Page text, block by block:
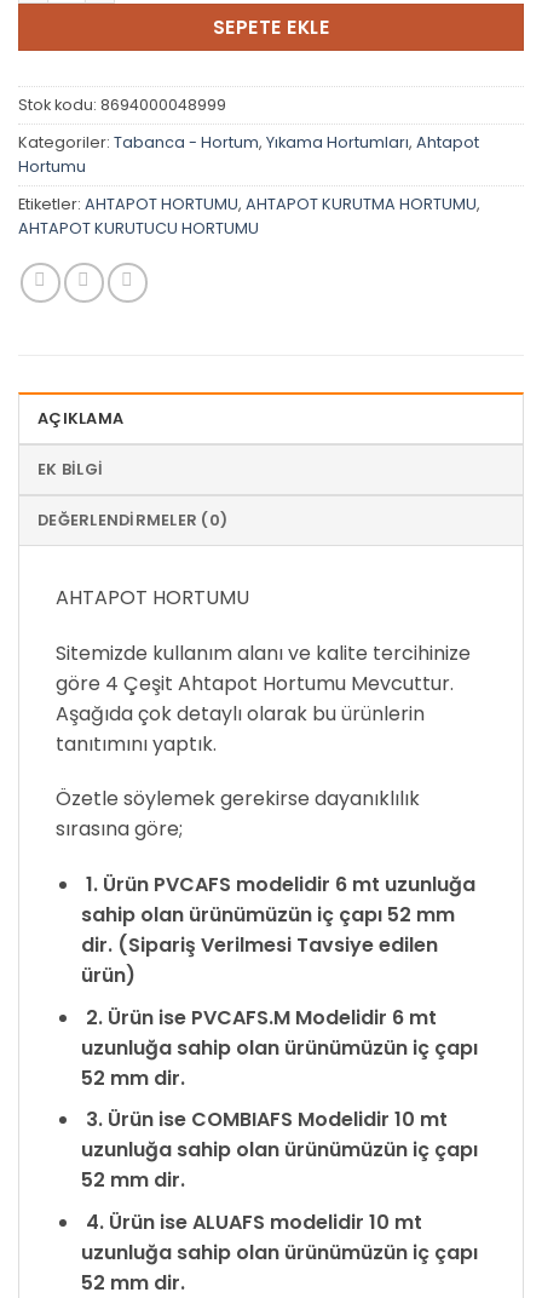
SEPETE EKLE
Stok kodu: 8694000048999
Kategoriler: Tabanca - Hortum, Yıkama Hortumları, Ahtapot
Hortumu
Etiketler: AHTAPOT HORTUMU, AHTAPOT KURUTMA HORTUMU,
AHTAPOT KURUTUCU HORTUMU
AÇIKLAMA
EK BILGI
DEĞERLENDIRMELER (0)
AHTAPOT HORTUMU
Sitemizde kullanım alanı ve kalite tercihinize
göre 4 Çeşit Ahtapot Hortumu Mevcuttur.
Aşağıda çok detaylı olarak bu ürünlerin
tanıtımını yaptık.
Özetle söylemek gerekirse dayanıklılık
sırasına göre;
1. Ürün PVCAFS modelidir 6 mt uzunluğa
sahip olan ürünümüzün iç çapı 52 mm
dir. (Sipariş Verilmesi Tavsiye edilen
ürün)
2. Ürün ise PVCAFS.M Modelidir 6 mt
uzunluğa sahip olan ürünümüzün iç çapı
52 mm dir.
3. Ürün ise COMBIAFS Modelidir 10 mt
uzunluğa sahip olan ürünümüzün iç çapı
52 mm dir.
4. Ürün ise ALUAFS modelidir 10 mt
uzunluğa sahip olan ürünümüzün iç çapı
52 mm dir.